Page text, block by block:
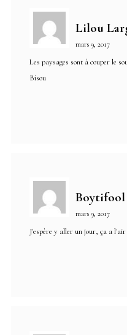
Lilou
mars 9, 2017
Les paysages sont à couper le
Bisou
Boytifool
mars 9, 2017
J'espère y aller un jour, ça a